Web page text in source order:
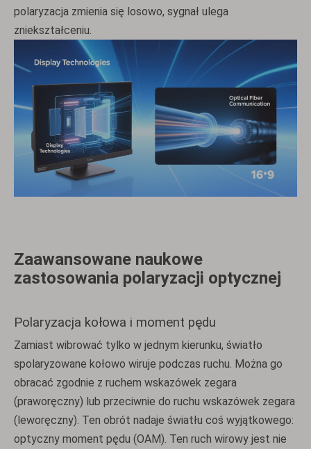
polaryzacja zmienia się losowo, sygnał ulega
zniekształceniu.
Zaawansowane naukowe
zastosowania polaryzacji optycznej
Polaryzacja kołowa i moment pędu
Zamiast wibrować tylko w jednym kierunku, światło
spolaryzowane kołowo wiruje podczas ruchu. Można go
obracać zgodnie z ruchem wskazówek zegara
(praworęczny) lub przeciwnie do ruchu wskazówek zegara
(leworęczny). Ten obrót nadaje światłu coś wyjątkowego:
optyczny moment pędu (OAM). Ten ruch wirowy jest nie